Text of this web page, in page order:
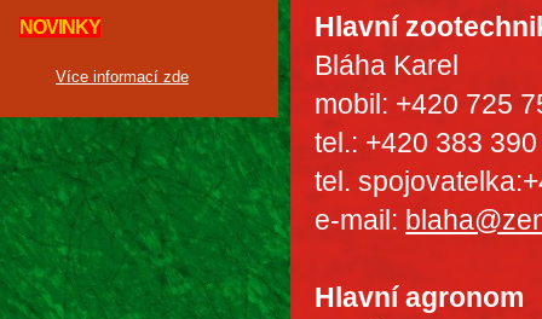
NOVINKY
Více informací zde
Hlavní
Bláha Karel
mobil: +420 725
tel.: +420 383
tel.
e-mail:
Hlavní agronom